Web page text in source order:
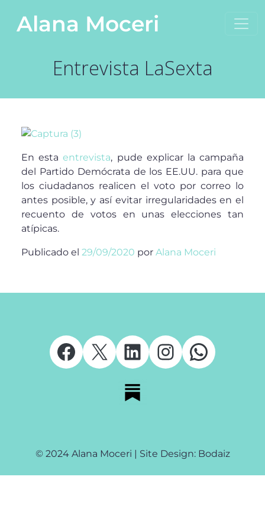
Navegación principal
Alana Moceri
Entrevista LaSexta
En estaentrevista, pude explicar la campaña
del Partido Demócrata de los EE.UU. para que
los ciudadanos realicen el voto por correo lo
antes posible, y así evitar irregularidades en el
recuento de votos en unas elecciones tan
atípicas.
Publicado el 29/09/2020 por Alana Moceri
Facebook
X LinkedIn
Instagram
© 2024 Alana Moceri | Site Design: Bodaiz